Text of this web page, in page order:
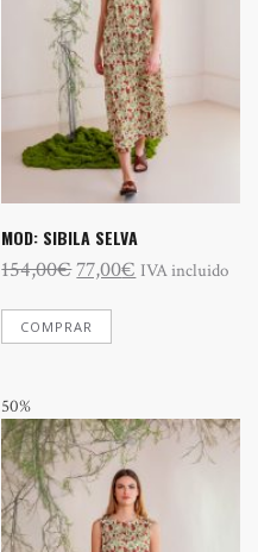
MOD: SIBILA SELVA
154,00€El
original
77,00€ El
IVA incluido
COMPRAR
Este
Las
opciones
se
pueden
elegir
en
50%